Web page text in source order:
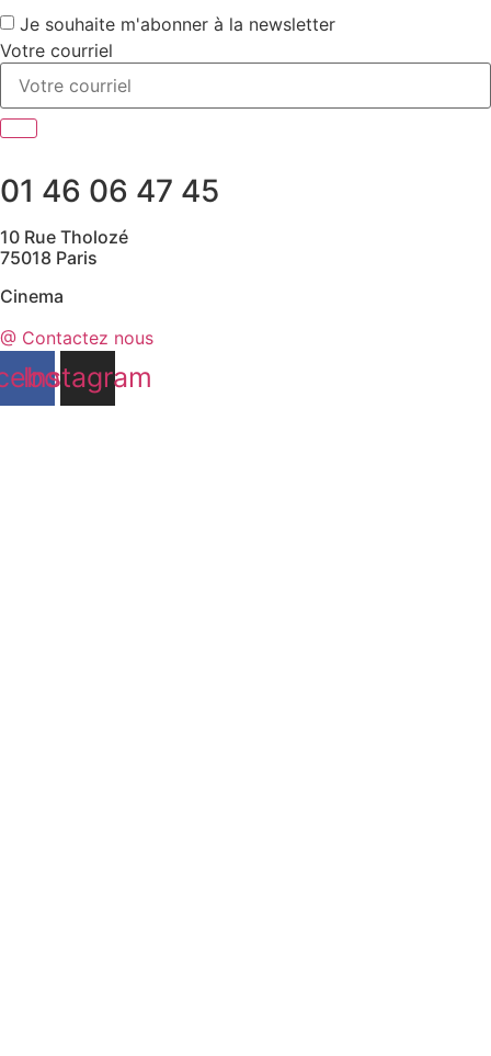
Je souhaite m'abonner à la newsletter
Votre courriel
01 46 06 47 45
10 Rue Tholozé
75018 Paris
Cinema
@ Contactez nous
Instagram